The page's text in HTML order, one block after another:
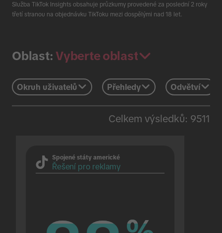
Služba TikTok Insights obsahuje průzkumy provedené za poslední 2 roky
třetí stranou na objednávku TikToku mezi dospělými nad 18 let.
Oblast: Vyberte oblast
Okruh uživatelů Přehledy Odvětví
Celkem výsledků: 9511
Spojené státy americké
Řešení pro reklamy